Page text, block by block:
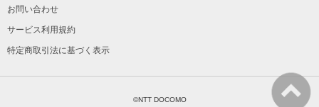
お問い合わせ
サービス利用規約
特定商取引法に基づく表示
©NTT DOCOMO